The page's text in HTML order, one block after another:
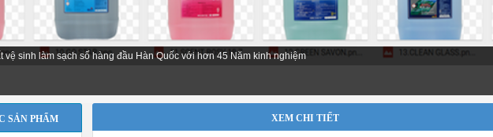
vệ sinh làm sạch số hàng đầu Hàn Quốc với hơn 45 Năm kinh nghiệm
SẢN PHẨM XEM CHI TIẾT